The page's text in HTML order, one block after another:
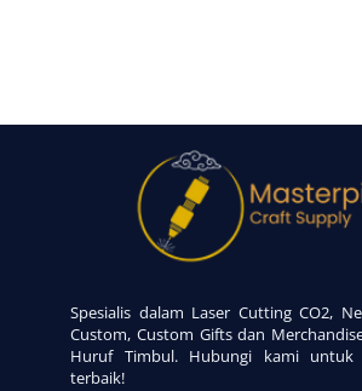
Spesialis dalam Laser Cutting CO2,
Custom, Custom Gifts dan
Huruf Timbul. Hubungi kami untuk
terbaik!